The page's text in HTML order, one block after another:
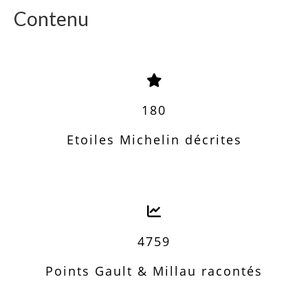
Contenu
180
Etoiles Michelin décrites
4759
Points Gault & Millau racontés